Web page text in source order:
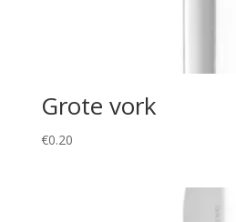
Grote vork
€0.20